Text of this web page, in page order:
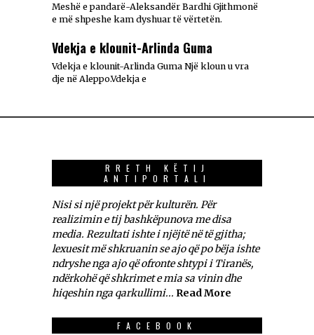
Meshë e pandarë-Aleksandër Bardhi Gjithmonë
e më shpeshe kam dyshuar të vërtetën.
Vdekja e klounit-Arlinda Guma
Vdekja e klounit-Arlinda Guma Një kloun u vra
dje në Aleppo.Vdekja e
RRETH KËTIJ
ANTIPORTALI
Nisi si një projekt për kulturën. Për
realizimin e tij bashkëpunova me disa
media. Rezultati ishte i njëjtë në të gjitha;
lexuesit më shkruanin se ajo që po bëja ishte
ndryshe nga ajo që ofronte shtypi i Tiranës,
ndërkohë që shkrimet e mia sa vinin dhe
hiqeshin nga qarkullimi... Read More
FACEBOOK